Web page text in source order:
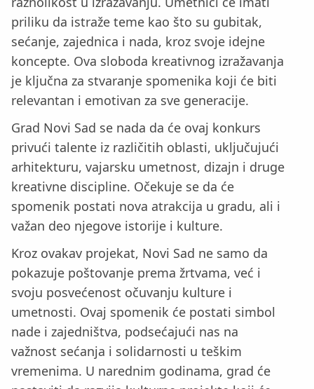
priliku da istraže teme kao što su gubitak,
sećanje, zajednica i nada, kroz svoje idejne
koncepte. Ova sloboda kreativnog izražavanja
je ključna za stvaranje spomenika koji će biti
relevantan i emotivan za sve generacije.
Grad Novi Sad se nada da će ovaj konkurs
privući talente iz različitih oblasti, uključujući
arhitekturu, vajarsku umetnost, dizajn i druge
kreativne discipline. Očekuje se da će
spomenik postati nova atrakcija u gradu, ali i
važan deo njegove istorije i kulture.
Kroz ovakav projekat, Novi Sad ne samo da
pokazuje poštovanje prema žrtvama, već i
svoju posvećenost očuvanju kulture i
umetnosti. Ovaj spomenik će postati simbol
nade i zajedništva, podsećajući nas na
važnost sećanja i solidarnosti u teškim
vremenima. U narednim godinama, grad će